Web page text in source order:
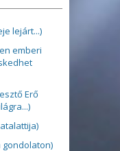
lejárt...)
emberi
Erő
gondolaton)